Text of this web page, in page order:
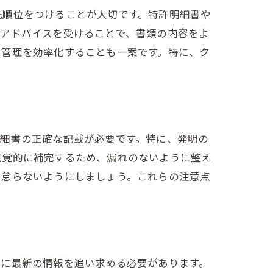
位をつけることが大切です。特許明細書や
ドバイスを受けることで、書類の内容をよ
理を効率化することも一案です。特に、ク
書の正確な記載が必要です。特に、発明の
的に補完するため、漏れのないように整え
らないようにしましょう。これらの注意点
新の情報を追い求める必要があります。